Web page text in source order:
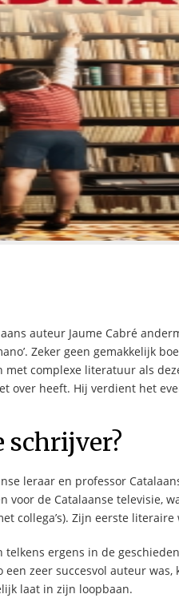
auteur Jaume Cabré
Zeker geen gemakkelijk
complexe literatuur als
over heeft. Hij verdient het
schrijver?
leraar en professor
de Catalaanse televisie,
collega’s). Zijn eerste literaire
ergens in de
zeer succesvol auteur
laat in zijn loopbaan.